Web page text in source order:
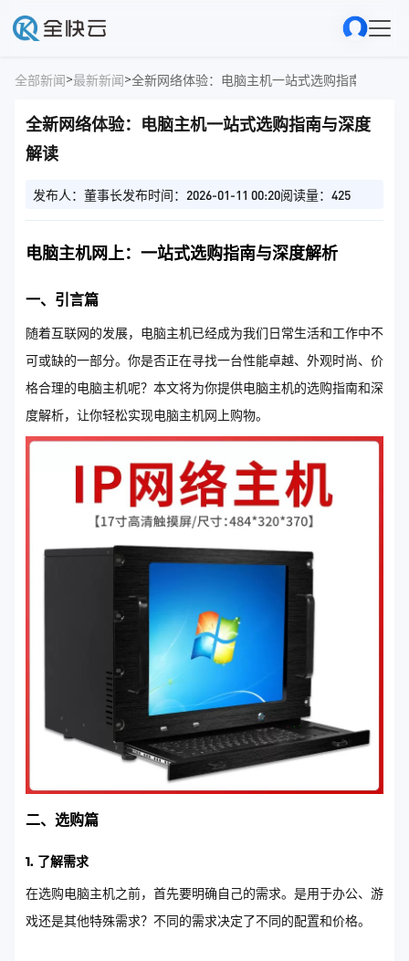
全部新闻>最新新闻>全新网络体验：电脑主机一站式选购指南与深度
全新网络体验：电脑主机一站式选购指南与深度
解读
发布人：董事长发布时间：2026-01-11 00:20阅读量：425
电脑主机网上：一站式选购指南与深度解析
一、引言篇
随着互联网的发展，电脑主机已经成为我们日常生活和工作中不
可或缺的一部分。你是否正在寻找一台性能卓越、外观时尚、价
格合理的电脑主机呢？本文将为你提供电脑主机的选购指南和深
度解析，让你轻松实现电脑主机网上购物。
二、选购篇
1. 了解需求
在选购电脑主机之前，首先要明确自己的需求。是用于办公、游
戏还是其他特殊需求？不同的需求决定了不同的配置和价格。